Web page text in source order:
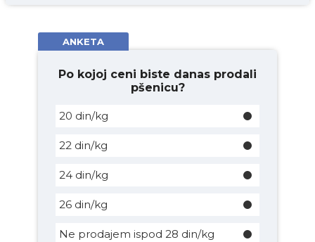
ANKETA
Po kojoj ceni biste danas prodali
pšenicu?
20 din/kg
22 din/kg
24 din/kg
26 din/kg
Ne prodajem ispod 28 din/kg